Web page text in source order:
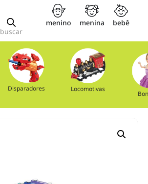
buscar
menino menina bebê
Disparadores Locomotivas